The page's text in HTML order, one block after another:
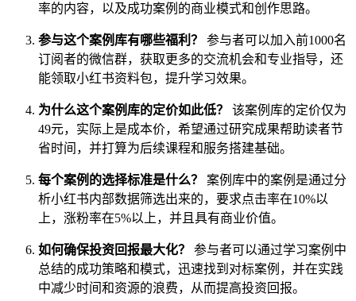
率的内容，以及成功案例的商业模式和创作思路。
参与这个案例库有哪些福利？
参与者可以加入前1000名
订阅者的微信群，获取更多的交流机会和专业指导，还
能领取小红书资料包，提升学习效果。
为什么这个案例库的定价如此低？
该案例库的定价仅为
49元，实际上是成本价，希望通过研究成果帮助读者节
省时间，并打算为后续课程和服务搭建基础。
每个案例的选择标准是什么？
案例库中的案例是通过分
析小红书内部数据筛选出来的，要求点击率在10%以
上，涨粉率在5%以上，并且具有商业价值。
如何确保投资回报最大化？
参与者可以通过学习案例中
总结的成功策略和模式，迅速找到对标案例，并在实践
中减少时间和资源的浪费，从而提高投资回报。